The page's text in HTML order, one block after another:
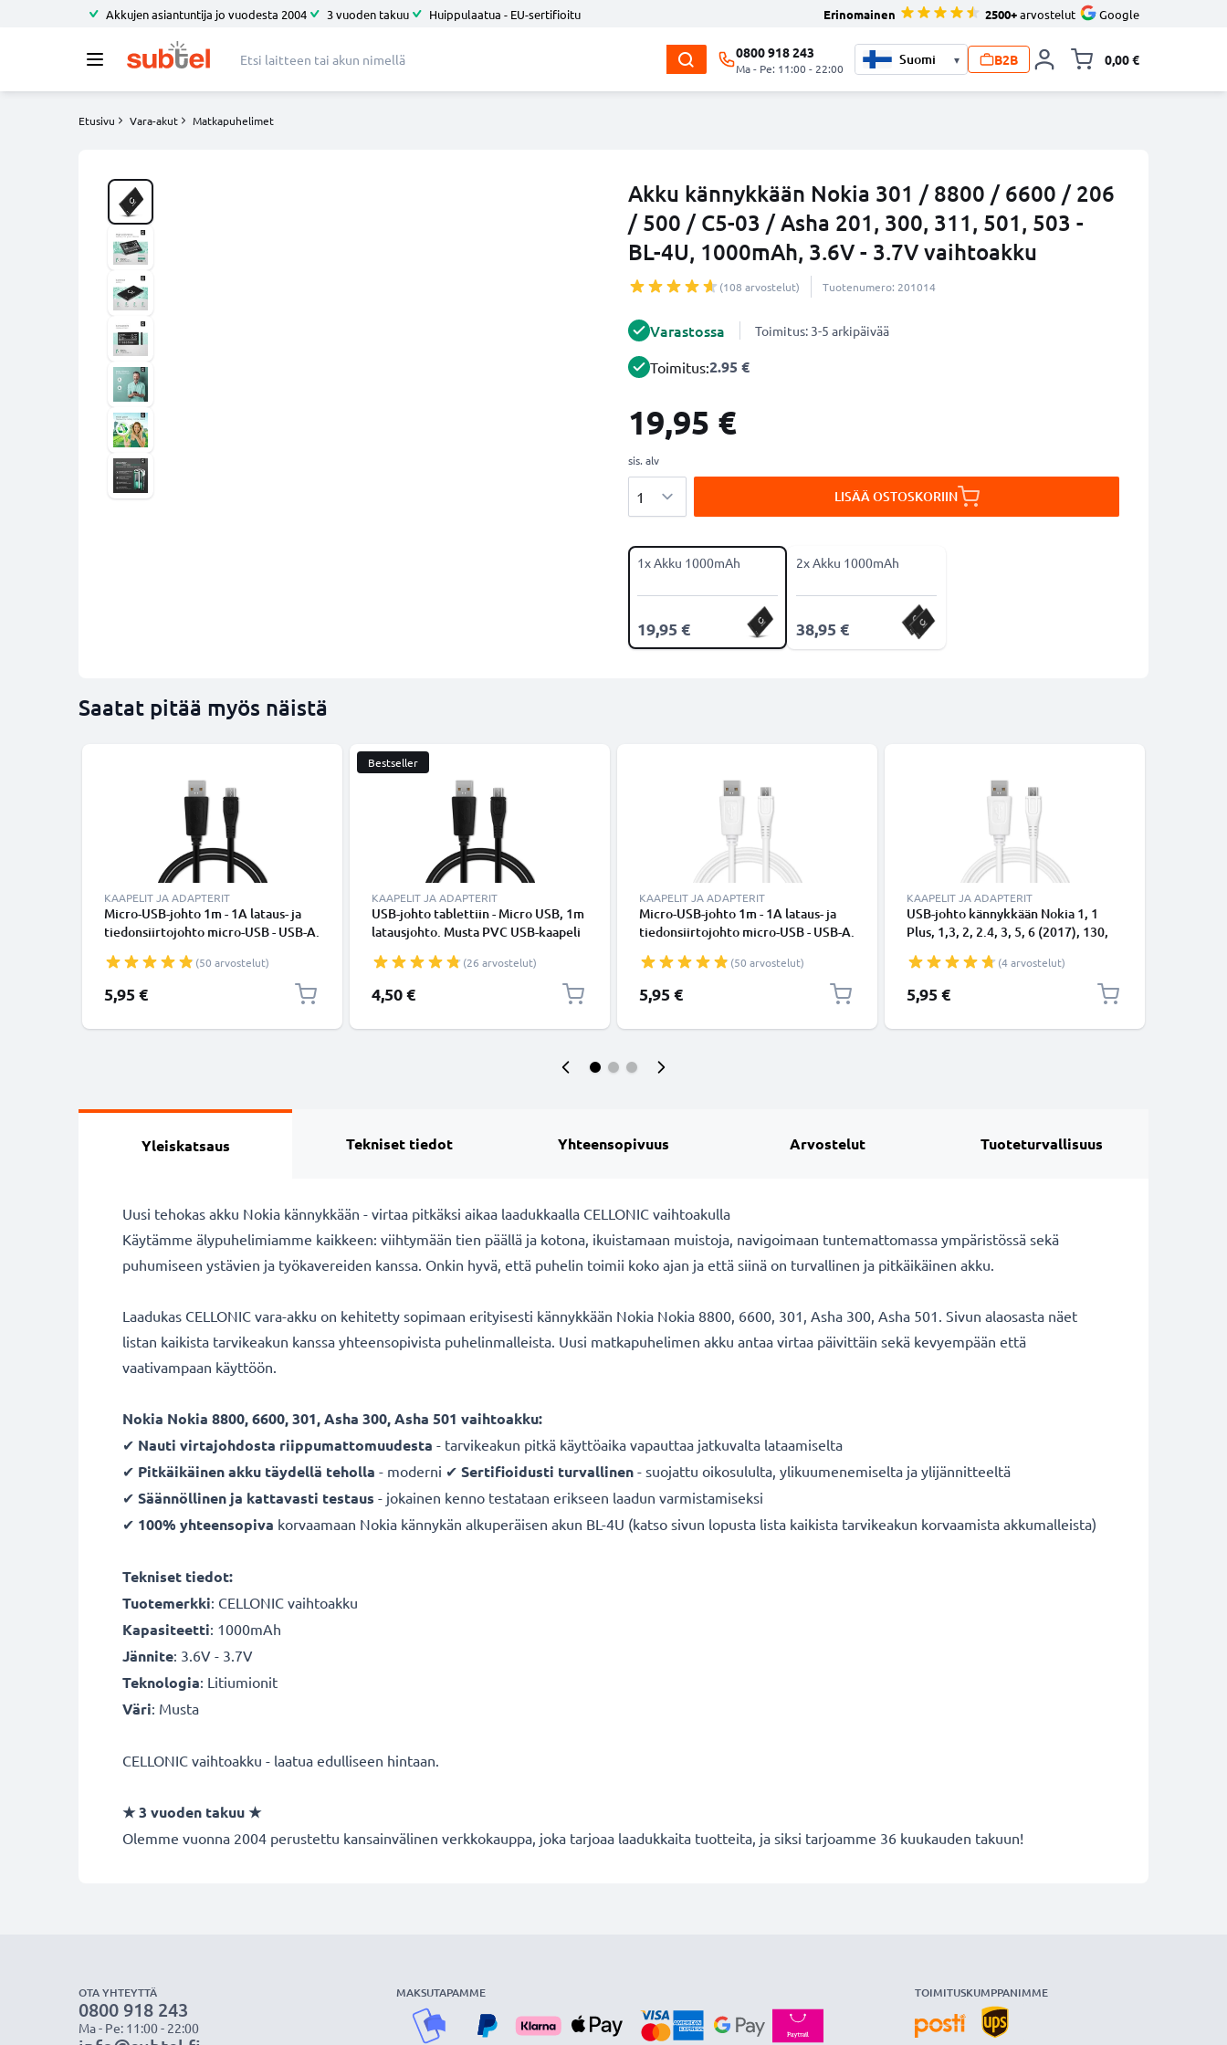
Akkujen asiantuntija jo vuodesta 2004 3 vuoden takuu Huippulaatua - EU-sertifioitu Erinomainen 2500+arvostelut Google
0800 918 243
Ma - Pe: 11:00 - 22:00
▾ B2B 0,00 €
Etusivu Vara-akut Matkapuhelimet
Akku kännykkään Nokia 301 / 8800 / 6600 / 206
/ 500 / C5-03 / Asha 201, 300, 311, 501, 503 -
BL-4U, 1000mAh, 3.6V - 3.7V vaihtoakku
(108 arvostelut) Tuotenumero: 201014
Varastossa Toimitus: 3-5 arkipäivää
Toimitus:2.95 €
19,95 €
sis. alv
LISÄÄ OSTOSKORIIN
1x Akku 1000mAh
19,95 €
2x Akku 1000mAh
38,95 €
Saatat pitää myös näistä
KAAPELIT JA ADAPTERIT
Micro-USB-johto 1m - 1A lataus- ja
tiedonsiirtojohto micro-USB - USB-A.
(50 arvostelut)
5,95 €
Bestseller
KAAPELIT JA ADAPTERIT
USB-johto tablettiin - Micro USB, 1m
latausjohto. Musta PVC USB-kaapeli
(26 arvostelut)
4,50 €
KAAPELIT JA ADAPTERIT
Micro-USB-johto 1m - 1A lataus- ja
tiedonsiirtojohto micro-USB - USB-A.
(50 arvostelut)
5,95 €
KAAPELIT JA ADAPTERIT
USB-johto kännykkään Nokia 1, 1
Plus, 1,3, 2, 2.4, 3, 5, 6 (2017), 130,
530, 625, 630, 635, 735, 1320 - Micro
USB, 1A, 1m latausjohto. Valkoinen
PVC datakaapeli
(4 arvostelut)
5,95 €
Yleiskatsaus Tekniset tiedot Yhteensopivuus Arvostelut Tuoteturvallisuus
Uusi tehokas akku Nokia kännykkään - virtaa pitkäksi aikaa laadukkaalla CELLONIC vaihtoakulla
Käytämme älypuhelimiamme kaikkeen: viihtymään tien päällä ja kotona, ikuistamaan muistoja, navigoimaan tuntemattomassa ympäristössä sekä
puhumiseen ystävien ja työkavereiden kanssa. Onkin hyvä, että puhelin toimii koko ajan ja että siinä on turvallinen ja pitkäikäinen akku.
Laadukas CELLONIC vara-akku on kehitetty sopimaan erityisesti kännykkään Nokia Nokia 8800, 6600, 301, Asha 300, Asha 501. Sivun alaosasta näet
listan kaikista tarvikeakun kanssa yhteensopivista puhelinmalleista. Uusi matkapuhelimen akku antaa virtaa päivittäin sekä kevyempään että
vaativampaan käyttöön.
Nokia Nokia 8800, 6600, 301, Asha 300, Asha 501 vaihtoakku:
✔ Nauti virtajohdosta riippumattomuudesta - tarvikeakun pitkä käyttöaika vapauttaa jatkuvalta lataamiselta
✔ Pitkäikäinenakku täydellä teholla - moderni ✔ Sertifioidusti turvallinen - suojattu oikosululta, ylikuumenemiselta ja ylijännitteeltä
✔ Säännöllinen ja kattavasti testaus - jokainen kenno testataan erikseen laadun varmistamiseksi
✔ 100% yhteensopiva korvaamaan Nokia kännykän alkuperäisen akun BL-4U (katso sivun lopusta lista kaikista tarvikeakun korvaamista akkumalleista)
Tekniset tiedot:
Tuotemerkki: CELLONIC vaihtoakku
Kapasiteetti: 1000mAh
Jännite: 3.6V - 3.7V
Teknologia: Litiumionit
Väri: Musta
CELLONIC vaihtoakku - laatua edulliseen hintaan.
★3 vuoden takuu★
Olemme vuonna 2004 perustettu kansainvälinen verkkokauppa, joka tarjoaa laadukkaita tuotteita, ja siksi tarjoamme 36 kuukauden takuun!
OTA YHTEYTTÄ
0800 918 243
Ma - Pe: 11:00 - 22:00
MAKSUTAPAMME TOIMITUSKUMPPANIMME